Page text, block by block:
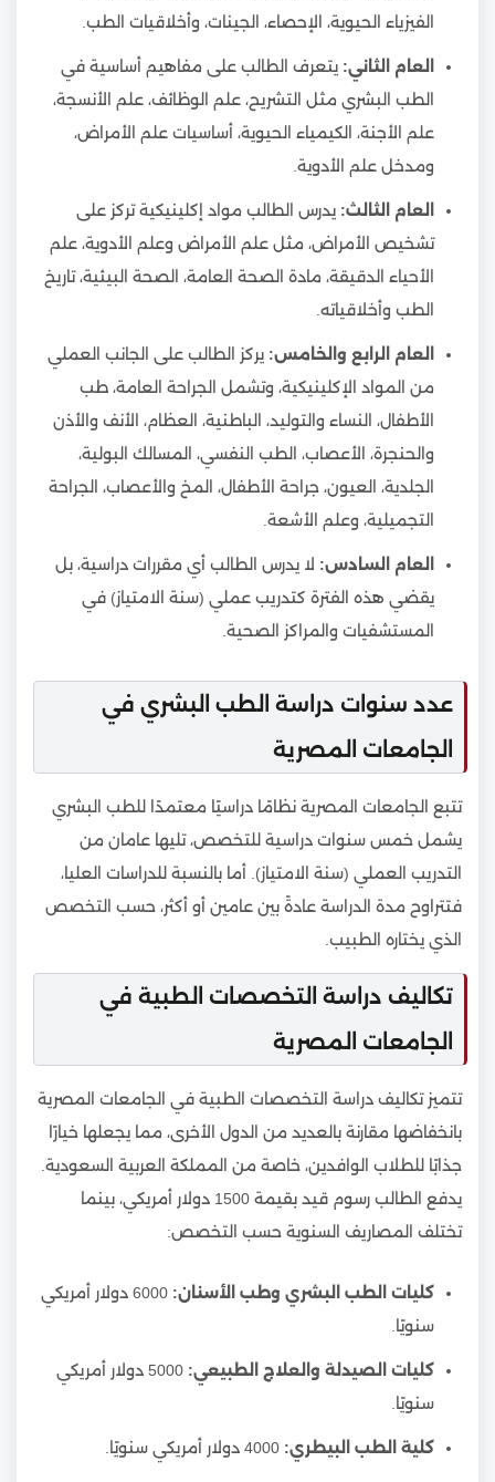
الفيزياء الحيوية، الإحصاء، الجينات، وأخلاقيات الطب.
العام الثاني: يتعرف الطالب على مفاهيم أساسية في
الطب البشري مثل التشريح، علم الوظائف، علم الأنسجة،
علم الأجنة، الكيمياء الحيوية، أساسيات علم الأمراض،
ومدخل علم الأدوية.
العام الثالث: يدرس الطالب مواد إكلينيكية تركز على
تشخيص الأمراض، مثل علم الأمراض وعلم الأدوية، علم
الأحياء الدقيقة، مادة الصحة العامة، الصحة البيئية، تاريخ
الطب وأخلاقياته.
العام الرابع والخامس: يركز الطالب على الجانب العملي
من المواد الإكلينيكية، وتشمل الجراحة العامة، طب
الأطفال، النساء والتوليد، الباطنية، العظام، الأنف والأذن
والحنجرة، الأعصاب، الطب النفسي، المسالك البولية،
الجلدية، العيون، جراحة الأطفال، المخ والأعصاب، الجراحة
التجميلية، وعلم الأشعة.
العام السادس: لا يدرس الطالب أي مقررات دراسية، بل
يقضي هذه الفترة كتدريب عملي (سنة الامتياز) في
المستشفيات والمراكز الصحية.
عدد سنوات دراسة الطب البشري في
الجامعات المصرية
تتبع الجامعات المصرية نظامًا دراسيًا معتمدًا للطب البشري
يشمل خمس سنوات دراسية للتخصص، تليها عامان من
التدريب العملي (سنة الامتياز). أما بالنسبة للدراسات العليا،
فتتراوح مدة الدراسة عادةً بين عامين أو أكثر، حسب التخصص
الذي يختاره الطبيب.
تكاليف دراسة التخصصات الطبية في
الجامعات المصرية
تتميز تكاليف دراسة التخصصات الطبية في الجامعات المصرية
بانخفاضها مقارنة بالعديد من الدول الأخرى، مما يجعلها خيارًا
جذابًا للطلاب الوافدين، خاصة من المملكة العربية السعودية.
يدفع الطالب رسوم قيد بقيمة 1500 دولار أمريكي، بينما
تختلف المصاريف السنوية حسب التخصص:
كليات الطب البشري وطب الأسنان:
6000 دولار أمريكي
سنويًا.
كليات الصيدلة والعلاج الطبيعي:
5000 دولار أمريكي
سنويًا.
كلية الطب البيطري: